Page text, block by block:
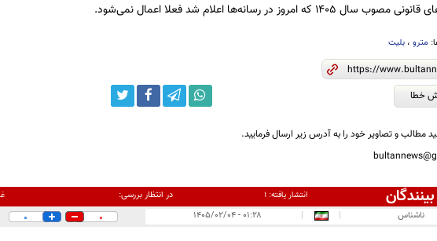
١۴٠۵ که امروز در رسانه‌ها اعلام شد فعلا اعمال نمی‌شود.
مترو، بلیت
خطا
مطالب و تصاویر خود را به آدرس زیر ارسال فرمایید.
انتشار یافته:۱ در انتظار بررسی:
ناشناس |
| ۰۱:۲۸ - ۱۴۰۵/۰۲/۰۴ 0
0